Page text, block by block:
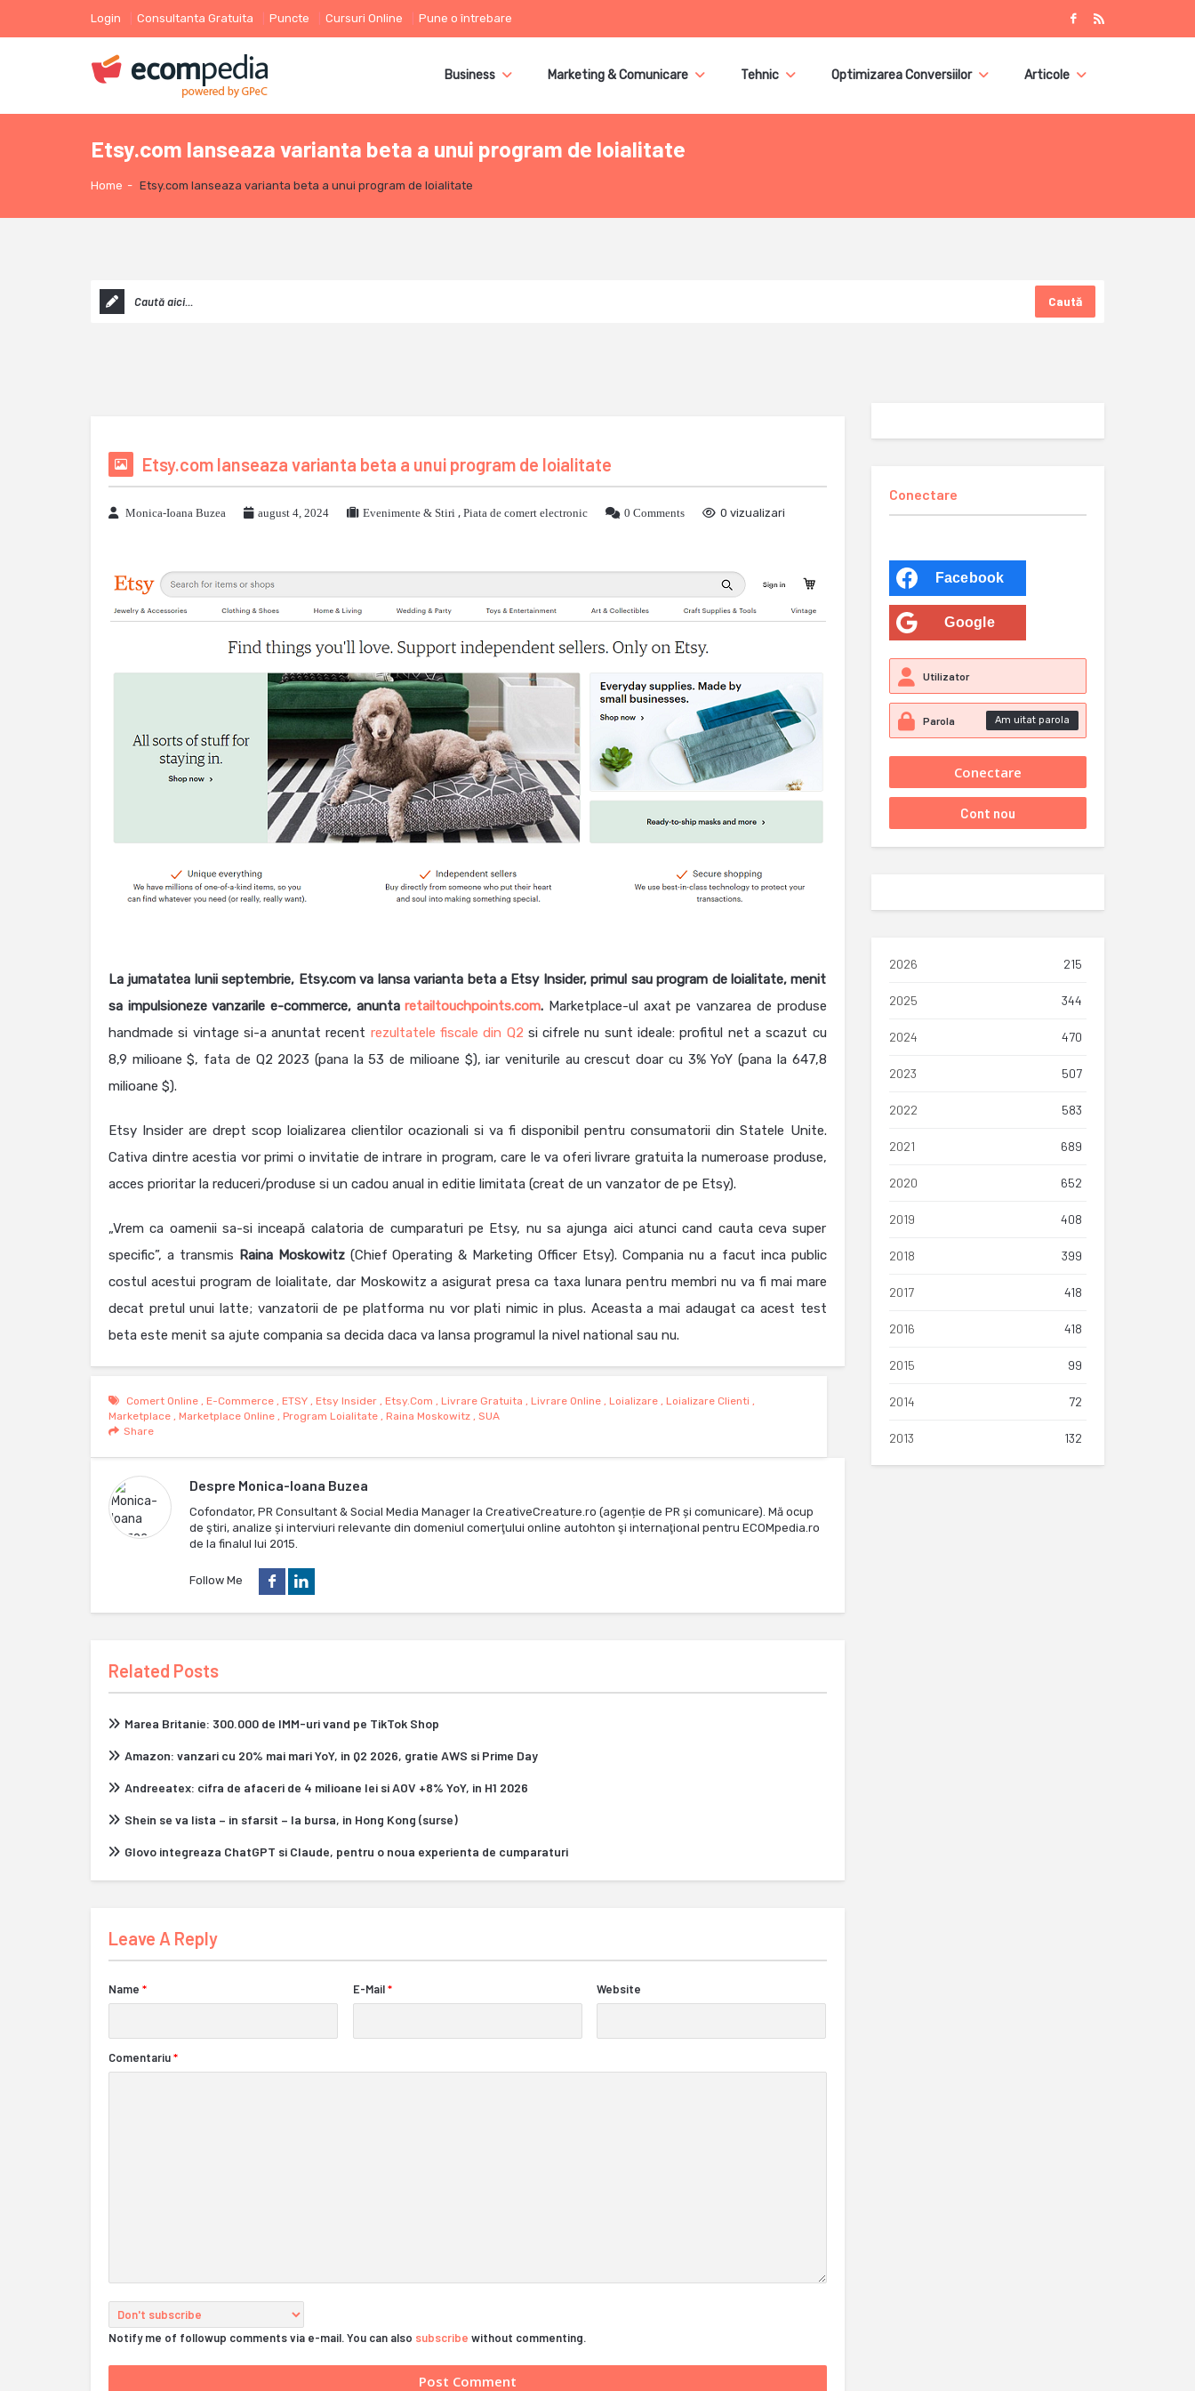
Login Consultanta Gratuita Puncte Cursuri Online Pune o întrebare
Business Marketing & Comunicare Tehnic Optimizarea Conversiilor Articole
Etsy.com lanseaza varianta beta a unui program de loialitate
Home - Etsy.com lanseaza varianta beta a unui program de loialitate
Caută
Etsy.com lanseaza varianta beta a unui program de loialitate
Monica-Ioana Buzea august 4, 2024 Evenimente & Stiri , Piata de comert electronic 0 Comments 0 vizualizari
La jumatatea lunii septembrie, Etsy.com va lansa varianta beta a Etsy Insider, primul sau program de loialitate, menit
sa impulsioneze vanzarile e-commerce, anuntaretailtouchpoints.com. Marketplace-ul axat pe vanzarea de produse
handmade si vintage si-a anuntat recent rezultatele fiscale din Q2 si cifrele nu sunt ideale: profitul net a scazut cu
8,9 milioane $, fata de Q2 2023 (pana la 53 de milioane $), iar veniturile au crescut doar cu 3% YoY (pana la 647,8
milioane $).
Etsy Insider are drept scop loializarea clientilor ocazionali si va fi disponibil pentru consumatorii din Statele Unite.
Cativa dintre acestia vor primi o invitatie de intrare in program, care le va oferi livrare gratuita la numeroase produse,
acces prioritar la reduceri/produse si un cadou anual in editie limitata (creat de un vanzator de pe Etsy).
„Vrem ca oamenii sa-si inceapă calatoria de cumparaturi pe Etsy, nu sa ajunga aici atunci cand cauta ceva super
specific”, a transmis Raina Moskowitz(Chief Operating & Marketing Officer Etsy). Compania nu a facut inca public
costul acestui program de loialitate, dar Moskowitz a asigurat presa ca taxa lunara pentru membri nu va fi mai mare
decat pretul unui latte; vanzatorii de pe platforma nu vor plati nimic in plus. Aceasta a mai adaugat ca acest test
beta este menit sa ajute compania sa decida daca va lansa programul la nivel national sau nu.
Comert Online , E-Commerce , ETSY , Etsy Insider , Etsy.com , Livrare Gratuita , Livrare Online , Loializare , Loializare Clienti ,
Marketplace , Marketplace Online , Program Loialitate , Raina Moskowitz , SUA
Share
Despre Monica-Ioana Buzea
Cofondator, PR Consultant & Social Media Manager la CreativeCreature.ro (agenție de PR și comunicare). Mă ocup
de ştiri, analize și interviuri relevante din domeniul comerţului online autohton şi internaţional pentru ECOMpedia.ro
de la finalul lui 2015.
Follow Me
Related Posts
Marea Britanie: 300.000 de IMM-uri vand pe TikTok Shop
Amazon: vanzari cu 20% mai mari YoY, in Q2 2026, gratie AWS si Prime Day
Andreeatex: cifra de afaceri de 4 milioane lei si AOV +8% YoY, in H1 2026
Shein se va lista – in sfarsit – la bursa, in Hong Kong (surse)
Glovo integreaza ChatGPT si Claude, pentru o noua experienta de cumparaturi
Leave A Reply
Name * E-Mail * Website
Comentariu*
Notify me of followup comments via e-mail. You can also subscribe without commenting.
Conectare
Facebook
Google
Am uitat parola
2026 215
2025 344
2024 470
2023 507
2022 583
2021 689
2020 652
2019 408
2018 399
2017 418
2016 418
2015 99
2014 72
2013 132